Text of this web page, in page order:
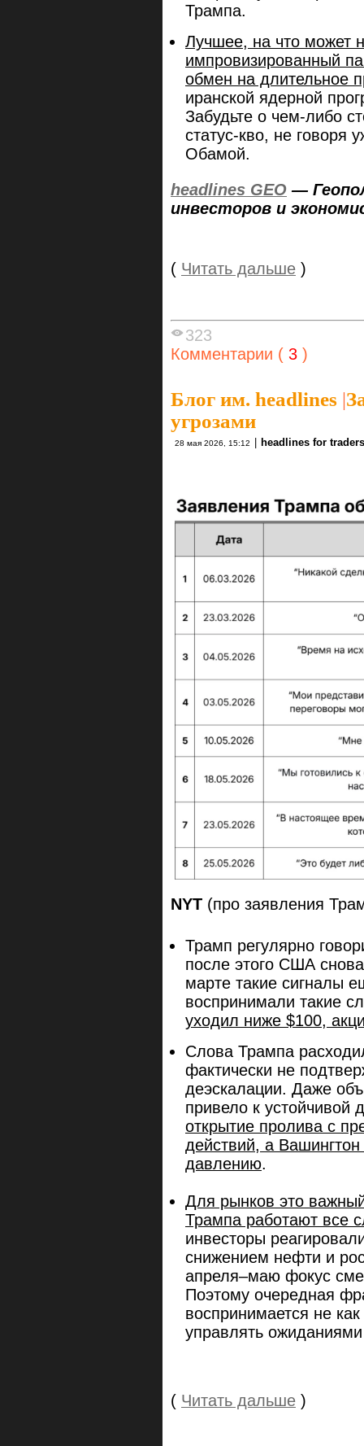
Трампа.
Лучшее, на что может
импровизированный
обмен на длительное
иранской ядерной
Забудьте о чем-либо
статус-кво, не говоря
Обамой.
headlines GEO —
инвесторов и
( Читать дальше )
323
Комментарии ( 3 )
Блог им. headlines |
угрозами
28 мая 2026, 15:12 headlines for traders
NYT (про заявления
Трамп регулярно
после этого США
марте такие сигналы
воспринимали такие
уходил ниже $100,
Слова Трампа
фактически не
деэскалации. Даже
привело к устойчивой
открытие пролива с
действий, а
давлению.
Для рынков это
Трампа работают все
инвесторы
снижением нефти и
апреля–маю фокус
Поэтому очередная
воспринимается не
управлять
( Читать дальше )